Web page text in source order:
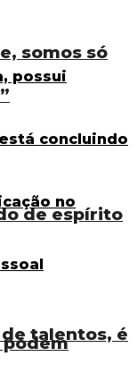
somos só
de espírito
talentos, é
podem